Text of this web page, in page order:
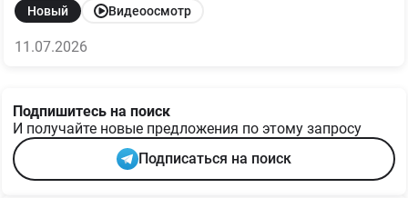
Новый Видеоосмотр
11.07.2026
Подпишитесь на поиск
И получайте новые предложения по этому запросу
Подписаться на поиск